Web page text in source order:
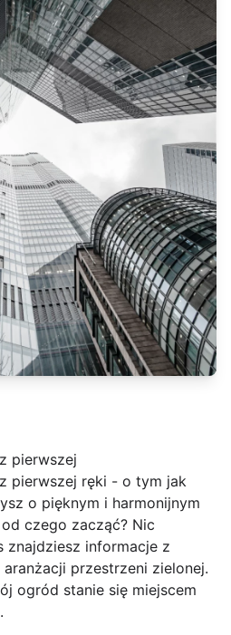
pierwszej
pierwszej ręki - o tym jak
o pięknym i harmonijnym
czego zacząć? Nic
znajdziesz informacje z
przestrzeni zielonej.
ogród stanie się miejscem